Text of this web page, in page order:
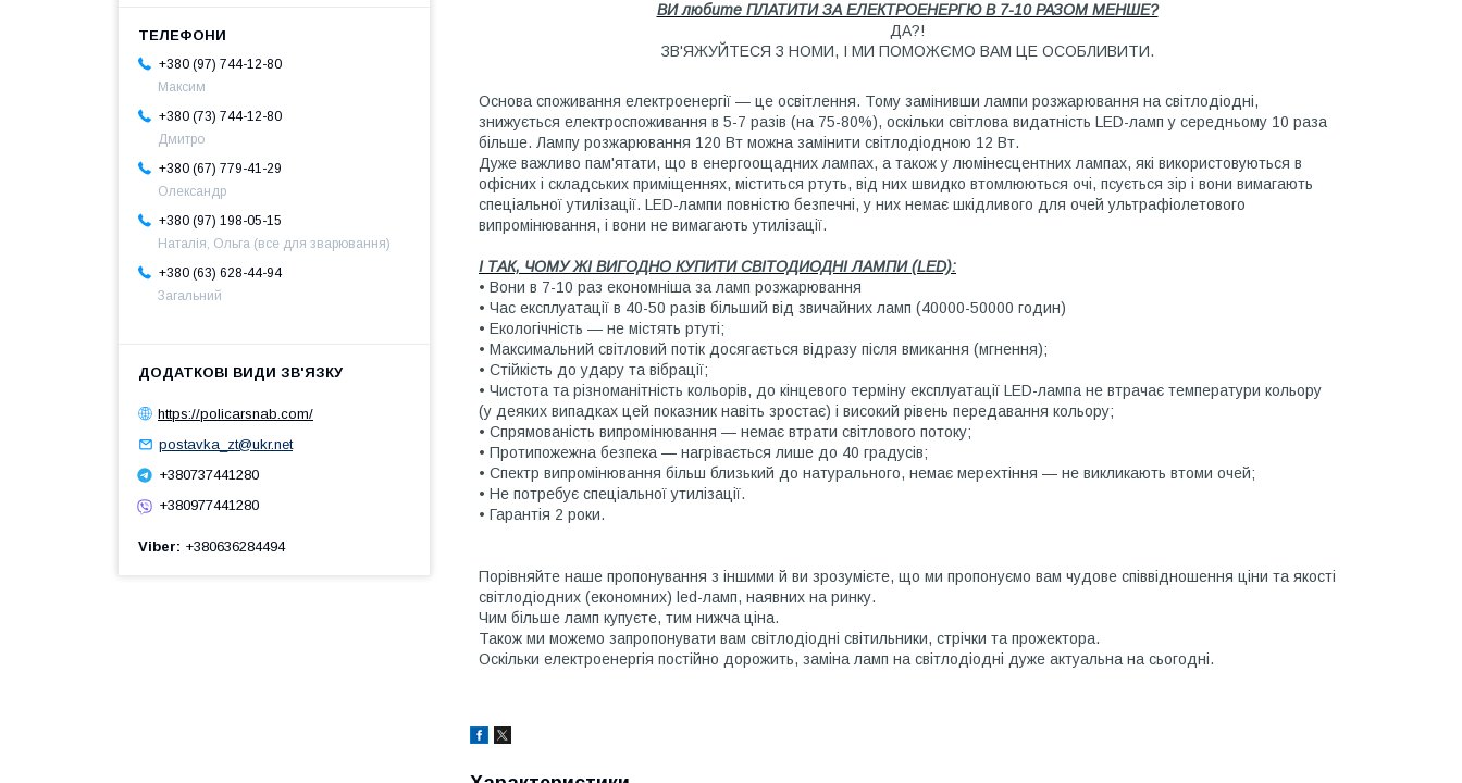
ВИ любите ПЛАТИТИ ЗА ЕЛЕКТРОЕНЕРГЮ В 7-10 РАЗОМ МЕНШЕ?
ДА?!
ЗВ'ЯЖУЙТЕСЯ З НОМИ, І МИ ПОМОЖЄМО ВАМ ЦЕ ОСОБЛИВИТИ.
Основа споживання електроенергії — це освітлення. Тому замінивши лампи розжарювання на світлодіодні,
знижується електроспоживання в 5-7 разів (на 75-80%), оскільки світлова видатність LED-ламп у середньому 10 раза
більше. Лампу розжарювання 120 Вт можна замінити світлодіодною 12 Вт.
Дуже важливо пам'ятати, що в енергоощадних лампах, а також у люмінесцентних лампах, які використовуються в
офісних і складських приміщеннях, міститься ртуть, від них швидко втомлюються очі, псується зір і вони вимагають
спеціальної утилізації. LED-лампи повністю безпечні, у них немає шкідливого для очей ультрафіолетового
випромінювання, і вони не вимагають утилізації.
І ТАК, ЧОМУ ЖІ ВИГОДНО КУПИТИ СВІТОДИОДНІ ЛАМПИ (LED):
• Вони в 7-10 раз економніша за ламп розжарювання
• Час експлуатації в 40-50 разів більший від звичайних ламп (40000-50000 годин)
• Екологічність — не містять ртуті;
• Максимальний світловий потік досягається відразу після вмикання (мгнення);
• Стійкість до удару та вібрації;
• Чистота та різноманітність кольорів, до кінцевого терміну експлуатації LED-лампа не втрачає температури кольору
(у деяких випадках цей показник навіть зростає) і високий рівень передавання кольору;
• Спрямованість випромінювання — немає втрати світлового потоку;
• Протипожежна безпека — нагрівається лише до 40 градусів;
• Спектр випромінювання більш близький до натурального, немає мерехтіння — не викликають втоми очей;
• Не потребує спеціальної утилізації.
• Гарантія 2 роки.
Порівняйте наше пропонування з іншими й ви зрозумієте, що ми пропонуємо вам чудове співвідношення ціни та якості
світлодіодних (економних) led-ламп, наявних на ринку.
Чим більше ламп купуєте, тим нижча ціна.
Також ми можемо запропонувати вам світлодіодні світильники, стрічки та прожектора.
Оскільки електроенергія постійно дорожить, заміна ламп на світлодіодні дуже актуальна на сьогодні.
+380 (97) 744-12-80
Максим
+380 (73) 744-12-80
Дмитро
+380 (67) 779-41-29
Олександр
+380 (97) 198-05-15
Наталія, Ольга (все для зварювання)
+380 (63) 628-44-94
Загальний
https://policarsnab.com/
postavka_zt@ukr.net
+380737441280
+380977441280
Viber +380636284494